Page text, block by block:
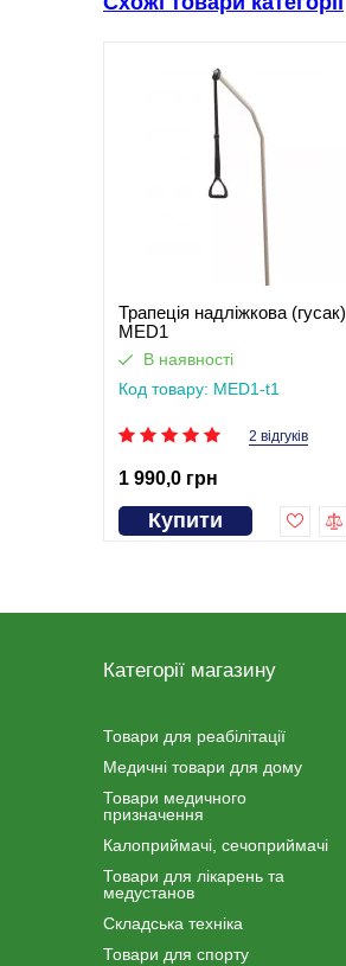
Трапеція надліжкова (гусак)
MED1
В наявності
Код товару: MED1-t1
2 відгуків
1 990,0 грн
Купити
Категорії магазину
Товари для реабілітації
Медичні товари для дому
Товари медичного
призначення
Калоприймачі, сечоприймачі
Товари для лікарень та
медустанов
Складська техніка
Товари для спорту